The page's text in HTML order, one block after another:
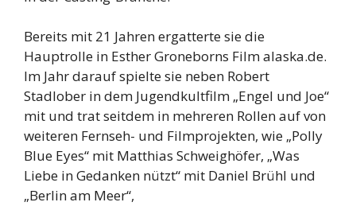
Bereits mit 21 Jahren ergatterte sie die
Hauptrolle in Esther Groneborns Film alaska.de.
Im Jahr darauf spielte sie neben Robert
Stadlober in dem Jugendkultfilm „Engel und Joe“
mit und trat seitdem in mehreren Rollen auf von
weiteren Fernseh- und Filmprojekten, wie „Polly
Blue Eyes“ mit Matthias Schweighöfer, „Was
Liebe in Gedanken nützt“ mit Daniel Brühl und
„Berlin am Meer“,